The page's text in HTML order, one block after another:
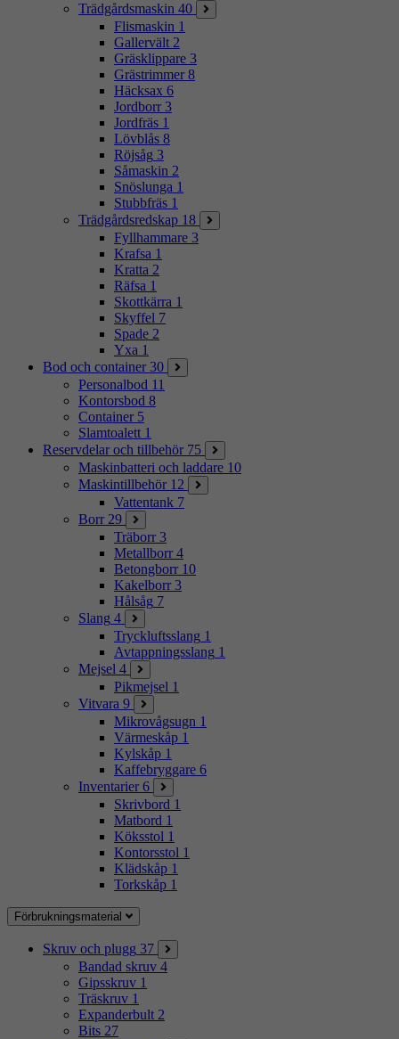
Trädgårdsmaskin 40
Flismaskin 1
Gallervält 2
Gräsklippare 3
Grästrimmer 8
Häcksax 6
Jordborr 3
Jordfräs 1
Lövblås 8
Röjsåg 3
Såmaskin 2
Snöslunga 1
Stubbfräs 1
Trädgårdsredskap 18
Fyllhammare 3
Krafsa 1
Kratta 2
Räfsa 1
Skottkärra 1
Skyffel 7
Spade 2
Yxa 1
Bod och container 30
Personalbod 11
Kontorsbod 8
Container 5
Slamtoalett 1
Reservdelar och tillbehör 75
Maskinbatteri och laddare 10
Maskintillbehör 12
Vattentank 7
Borr 29
Träborr 3
Metallborr 4
Betongborr 10
Kakelborr 3
Hålsåg 7
Slang 4
Tryckluftsslang 1
Avtappningsslang 1
Mejsel 4
Pikmejsel 1
Vitvara 9
Mikrovågsugn 1
Värmeskåp 1
Kylskåp 1
Kaffebryggare 6
Inventarier 6
Skrivbord 1
Matbord 1
Köksstol 1
Kontorsstol 1
Klädskåp 1
Torkskåp 1
Förbrukningsmaterial
Skruv och plugg 37
Bandad skruv 4
Gipsskruv 1
Träskruv 1
Expanderbult 2
Bits 27